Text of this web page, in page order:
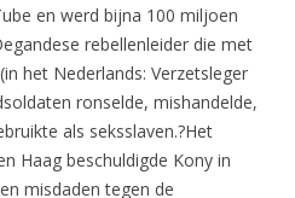
en werd bijna 100 miljoen
rebellenleider die met
het Nederlands: Verzetsleger
ronselde, mishandelde,
als seksslaven.?Het
Haag beschuldigde Kony in
misdaden tegen de